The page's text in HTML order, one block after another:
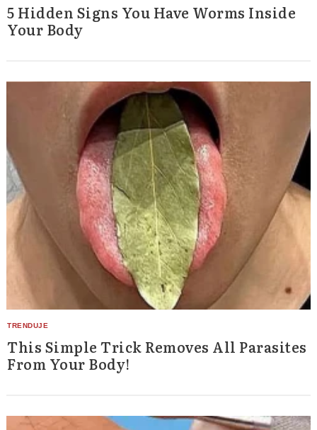
5 Hidden Signs You Have Worms Inside
Your Body
This Simple Trick Removes All Parasites
From Your Body!